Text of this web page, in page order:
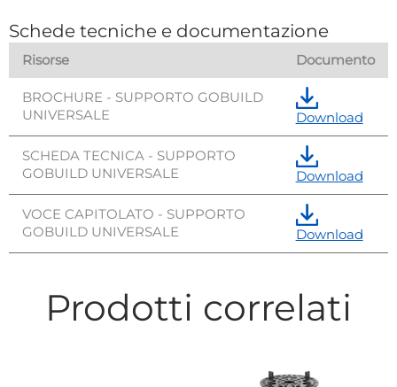
Schede tecniche e documentazione
Risorse Documento
BROCHURE - SUPPORTO GOBUILD
UNIVERSALE
Download
SCHEDA TECNICA - SUPPORTO
GOBUILD UNIVERSALE
Download
VOCE CAPITOLATO - SUPPORTO
GOBUILD UNIVERSALE
Download
Prodotti correlati